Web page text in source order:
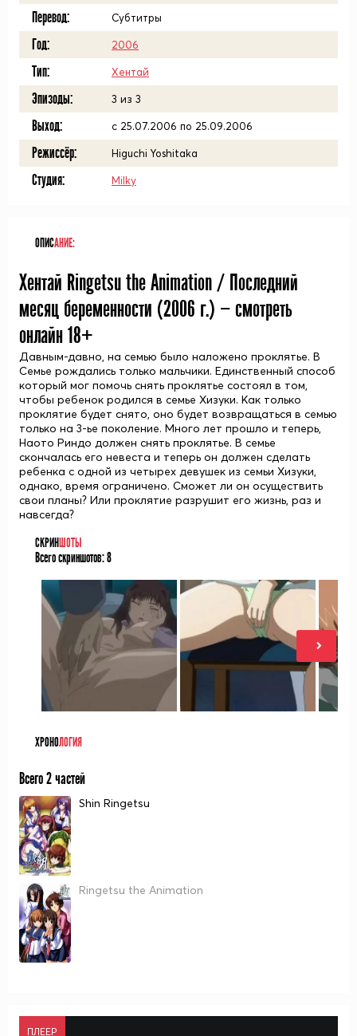
Перевод: Субтитры
Год: 2006
Тип: Хентай
Эпизоды: 3 из 3
Выход: с 25.07.2006 по 25.09.2006
Режиссёр: Higuchi Yoshitaka
Студия: Milky
ОПИСАНИЕ:
Хентай Ringetsu the Animation / Последний
месяц беременности (2006 г.) — смотреть
онлайн 18+
Давным-давно, на семью было наложено проклятье. В
Семье рождались только мальчики. Единственный способ
который мог помочь снять проклятье состоял в том,
чтобы ребенок родился в семье Хизуки. Как только
проклятие будет снято, оно будет возвращаться в семью
только на 3-ье поколение. Много лет прошло и теперь,
Наото Риндо должен снять проклятье. В семье
скончалась его невеста и теперь он должен сделать
ребенка с одной из четырех девушек из семьи Хизуки,
однако, время ограничено. Сможет ли он осуществить
свои планы? Или проклятие разрушит его жизнь, раз и
навсегда?
СКРИН ШОТЫ
Всего скриншотов:8
ХРОНОЛОГИЯ
Всего 2 частей
Shin Ringetsu
Ringetsu the Animation
ПЛЕЕР